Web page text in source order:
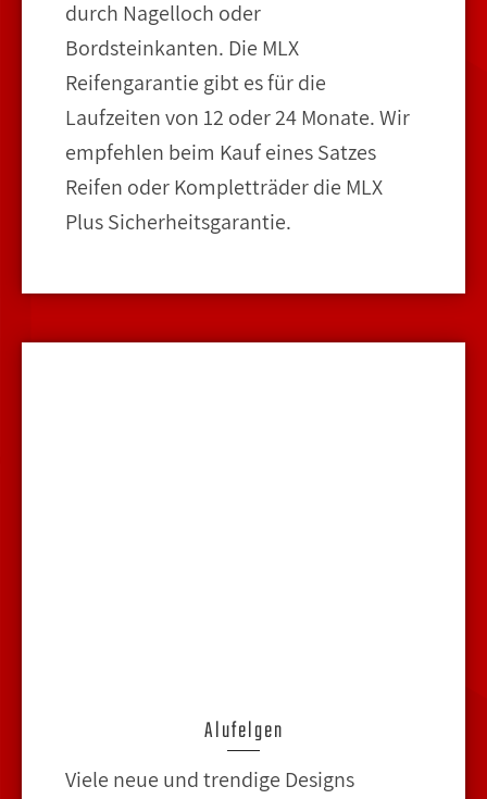
durch Nagelloch oder
Bordsteinkanten. Die MLX
Reifengarantie gibt es für die
Laufzeiten von 12 oder 24 Monate. Wir
empfehlen beim Kauf eines Satzes
Reifen oder Kompletträder die MLX
Plus Sicherheitsgarantie.
Alufelgen
Viele neue und trendige Designs